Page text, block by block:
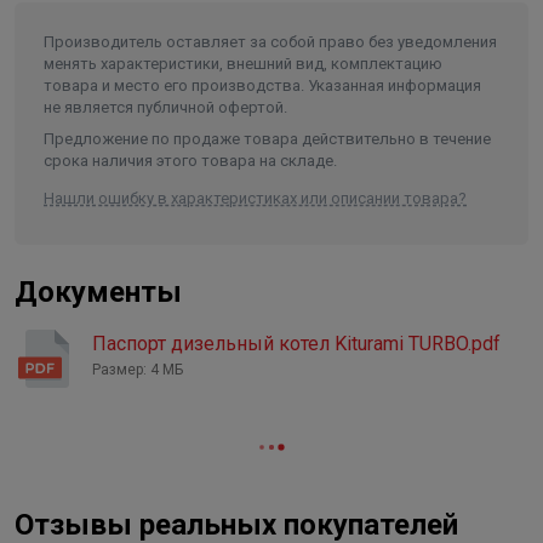
Функция самодиагностики
В случае неисправности мигает контрольная лампочка,
и на дисплее комнатного пульта управления
отображается код ошибки. Это позволяет легко
Шестеренчатый топливный насос Danfoss в котлах
Встроенная турбоциклонная горелка
Максимальная температура
нагрева воды
80 °C
Диаметр патрубка дымохода 80
Присоединительные размеры 3/4", 1/2"
Производитель оставляет за собой право без уведомления
менять характеристики, внешний вид, комплектацию
товара и место его производства. Указанная информация
не является публичной офертой.
Предложение по продаже товара действительно в течение
срока наличия этого товара на складе.
Нашли ошибку в характеристиках или описании товара?
Документы
Паспорт дизельный котел Kiturami TURBO.pdf
Размер: 4 МБ
Отзывы реальных покупателей